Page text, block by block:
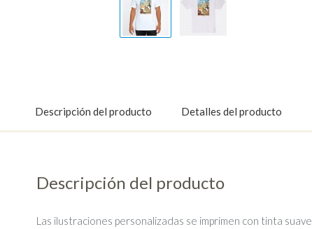
Descripción del producto Detalles del producto
Descripción del producto
Las ilustraciones personalizadas se imprimen con tinta